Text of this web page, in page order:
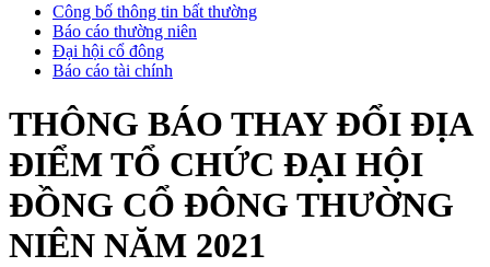
Công bố thông tin bất thường
Báo cáo thường niên
Đại hội cổ đông
Báo cáo tài chính
THÔNG BÁO THAY ĐỔI ĐỊA
ĐIỂM TỔ CHỨC ĐẠI HỘI
ĐỒNG CỔ ĐÔNG THƯỜNG
NIÊN NĂM 2021